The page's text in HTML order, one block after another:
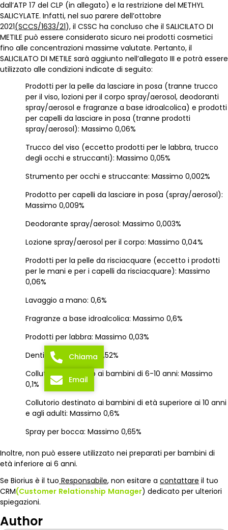
dall’ATP 17 del CLP (in allegato) e la restrizione del METHYL
SALICYLATE. Infatti, nel suo parere dell’ottobre
2021(SCCS/1633/21), il CSSC ha concluso che il SALICILATO DI
METILE può essere considerato sicuro nei prodotti cosmetici
fino alle concentrazioni massime valutate. Pertanto, il
SALICILATO DI METILE sarà aggiunto nell’allegato III e potrà essere
utilizzato alle condizioni indicate di seguito:
Prodotti per la pelle da lasciare in posa (tranne trucco
per il viso, lozioni per il corpo spray/aerosol, deodoranti
spray/aerosol e fragranze a base idroalcolica) e prodotti
per capelli da lasciare in posa (tranne prodotti
spray/aerosol): Massimo 0,06%
Trucco del viso (eccetto prodotti per le labbra, trucco
degli occhi e struccanti): Massimo 0,05%
Strumento per occhi e struccante: Massimo 0,002%
Prodotto per capelli da lasciare in posa (spray/aerosol):
Massimo 0,009%
Deodorante spray/aerosol: Massimo 0,003%
Lozione spray/aerosol per il corpo: Massimo 0,04%
Prodotti per la pelle da risciacquare (eccetto i prodotti
per le mani e per i capelli da risciacquare): Massimo
0,06%
Lavaggio a mano: 0,6%
Fragranze a base idroalcolica: Massimo 0,6%
Prodotti per labbra: Massimo 0,03%
Dentifricio: Massimo 2,52%
Collutorio destinato ai bambini di 6-10 anni: Massimo
0,1%
Collutorio destinato ai bambini di età superiore ai 10 anni
e agli adulti: Massimo 0,6%
Spray per bocca: Massimo 0,65%
Inoltre, non può essere utilizzato nei preparati per bambini di
età inferiore ai 6 anni.
Se Biorius è il tuo Responsabile, non esitare a contattare il tuo
CRM(Customer Relationship Manager) dedicato per ulteriori
spiegazioni.
Author
Chiama
Email